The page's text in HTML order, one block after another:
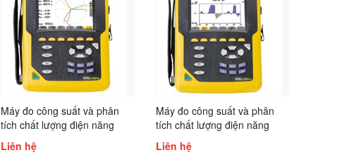
Máy đo công suất và phân
tích chất lượng điện năng
Chauvin Arnoux C.A 8333
Liên hệ
Máy đo công suất và phân
tích chất lượng điện năng
Chauvin Arnoux C.A 8336
Liên hệ